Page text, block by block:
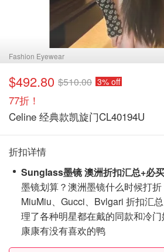
Fashion Eyewear
$492.80 $510.00 3% off
77折！
Celine 经典款凯旋门CL40194U
折扣详情
Sunglass墨镜 澳洲折扣汇总+必
墨镜划算？澳洲墨镜什么时候打折
MiuMiu、Gucci、Bvlgari 折扣汇
理了各种明星都在戴的同款和冷
康康有没有喜欢的鸭